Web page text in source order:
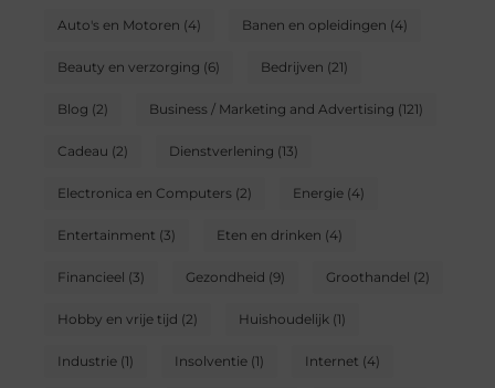
Auto's en Motoren (4) Banen en opleidingen (4)
Beauty en verzorging (6) Bedrijven (21)
Blog (2) Business / Marketing and Advertising (121)
Cadeau (2) Dienstverlening (13)
Electronica en Computers(2) Energie(4)
Entertainment (3) Eten en drinken (4)
Financieel (3) Gezondheid (9) Groothandel (2)
Hobby en vrije tijd (2) Huishoudelijk (1)
Industrie(1) Insolventie(1) Internet (4)